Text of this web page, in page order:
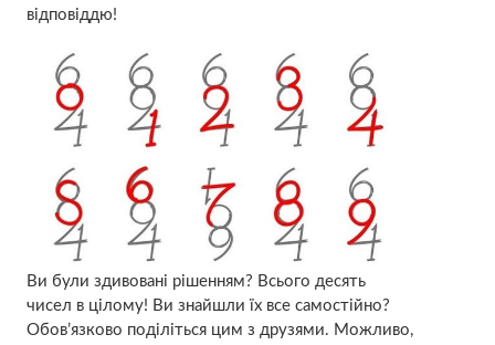
відповіддю!
Ви були здивовані рішенням? Всього десять
чисел в цілому! Ви знайшли їх все самостійно?
Обов’язково поділіться цим з друзями. Можливо,